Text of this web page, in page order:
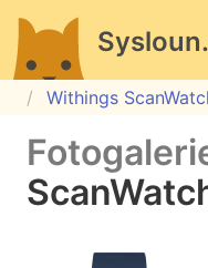
Withings